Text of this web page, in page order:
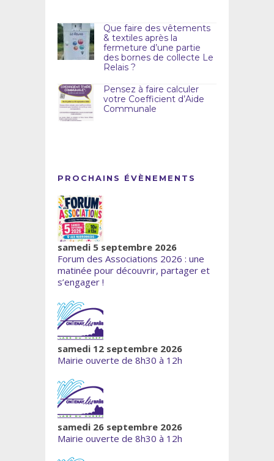
Que faire des vêtements
& textiles après la
fermeture d’une partie
des bornes de collecte Le
Relais ?
Pensez à faire calculer
votre Coefficient d’Aide
Communale
PROCHAINS ÉVÈNEMENTS
samedi 5 septembre 2026
Forum des Associations 2026 : une
matinée pour découvrir, partager et
s’engager !
samedi 12 septembre 2026
Mairie ouverte de 8h30 à 12h
samedi 26 septembre 2026
Mairie ouverte de 8h30 à 12h